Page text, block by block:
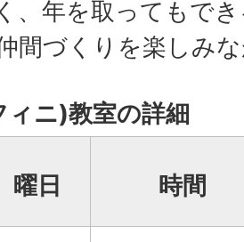
、年を取ってもで
間づくりを楽しみ
ニ)教室の詳細
曜日 時間